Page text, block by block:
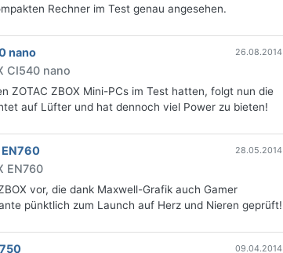
Rechner im Test genau angesehen.
26.08.2014
nano
CI540 nano
ZOTAC ZBOX Mini-PCs im Test hatten, folgt nun die
auf Lüfter und hat dennoch viel Power zu bieten!
28.05.2014
EN760
EN760
vor, die dank Maxwell-Grafik auch Gamer
pünktlich zum Launch auf Herz und Nieren geprüft!
09.04.2014